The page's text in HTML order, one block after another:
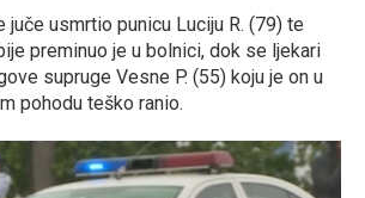
juče usmrtio punicu Luciju R. (79) te
preminuo je u bolnici, dok se ljekari
supruge Vesne P. (55) koju je on u
pohodu teško ranio.